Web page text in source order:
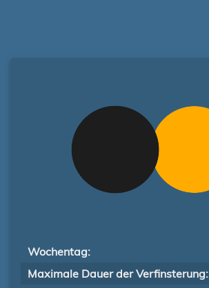
Wochentag:
Maximale Dauer der Verfinsterung: